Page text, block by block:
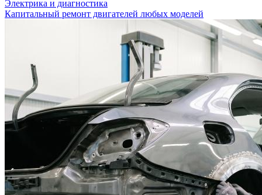
Электрика и диагностика
Капитальный ремонт двигателей любых моделей